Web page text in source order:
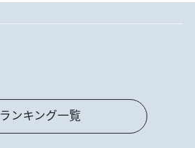
ランキング一覧